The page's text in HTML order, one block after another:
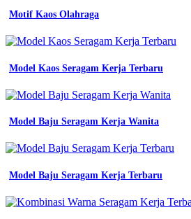
profesional
bedjo
cara
bet
blog
konveksi
baju
batik
kerja
konveksi
Motif Kaos Olahraga
Model Kaos Seragam Kerja Terbaru
Model Baju Seragam Kerja Wanita
Model Baju Seragam Kerja Terbaru